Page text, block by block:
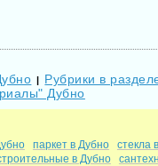
| Рубрики в
Дубно
паркет в Дубно
стекла
в Дубно